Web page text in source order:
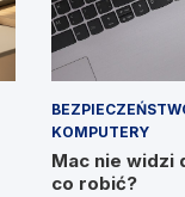
KOMPUTERY
Mac nie widzi
co robić?